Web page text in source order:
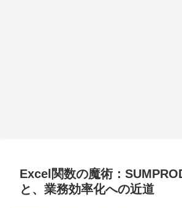
Excel関数の魔術：
と、業務効率化への近道